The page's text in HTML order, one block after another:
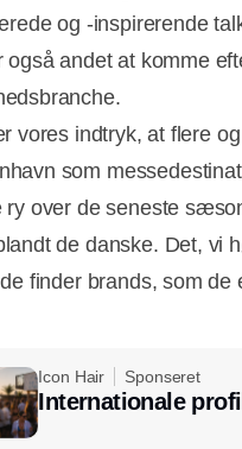
og -inspirerende
også andet at komme
vores indtryk, at flere
som
ry over de seneste
de danske. Det, vi
finder brands, som de
Icon Hair Sponseret
Internationale